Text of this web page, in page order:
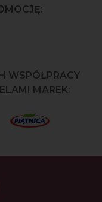
WSPÓŁPRACY
MAREK: